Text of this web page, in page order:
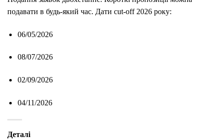
подавати в будь-який час. Дати cut-off 2026 року:
06/05/2026
08/07/2026
02/09/2026
04/11/2026
Деталі